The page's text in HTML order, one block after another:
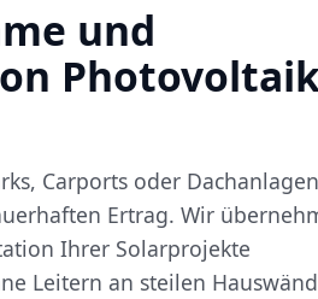
und
Carports oder
Ertrag. Wir
Ihrer Solarprojekte
Leitern an steilen